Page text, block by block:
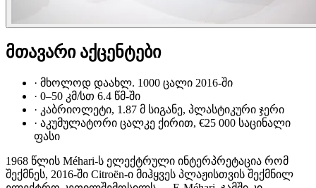
მთავარი აქცენტები
· მხოლოდ დაახლ. 1000 ცალი 2016-ში
· 0–50 კმ/სთ 6.4 წმ-ში
· კაბრიოლეტი, 1.87 მ სიგანე, პლასტიკური ჯერი
· აკუმულატორი ცალკე ქირით, €25 000 საცინალი
ფასი
1968 წლის Méhari-ს ელექტრული ინტერპრეტაცია რომ
შექმნეს, 2016-ში Citroën-ი მიჰყვეს პლაჟისთვის შექმნილ